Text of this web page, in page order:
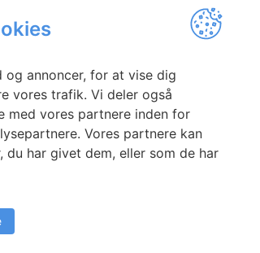
annoncer, for at vise dig
vores trafik. Vi deler også
med vores partnere inden for
Vores partnere kan
du har givet dem, eller som de har